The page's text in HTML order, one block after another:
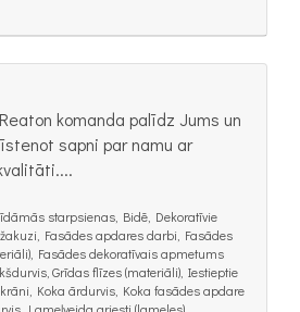
komanda palīdz Jums un
sapni par namu ar
starpsienas, Bidē, Dekoratīvie
Fasādes apdares darbi, Fasādes
Fasādes dekoratīvais apmetums
Grīdas flīzes (materiāli), Iestieptie
Koka ārdurvis, Koka fasādes apdare
Lameļveida griesti (lameles),